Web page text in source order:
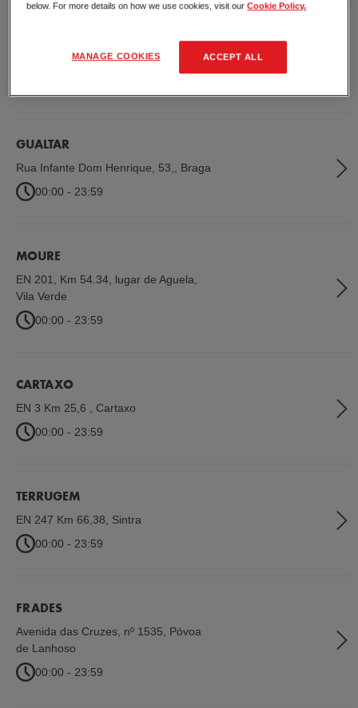
Rua do Ferro, Lufrei,Amarante
GUALTAR
Rua Infante Dom Henrique, 53,
Braga
00:00 - 23:59
MOURE
EN 201, Km 54.34, lugar de Aguela
Vila Verde
00:00 - 23:59
CARTAXO
EN 3 Km 25,6
Cartaxo
00:00 - 23:59
TERRUGEM
EN 247 Km 66,38
Sintra
00:00 - 23:59
FRADES
Avenida das Cruzes, nº 1535
Póvoa
de Lanhoso
00:00 - 23:59
below. For more details on how we use cookies, visit ourCookie Policy.
MANAGE COOKIES ACCEPT ALL